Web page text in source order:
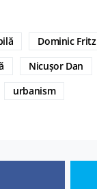
Dominic Fritz
Nicușor Dan
urbanism